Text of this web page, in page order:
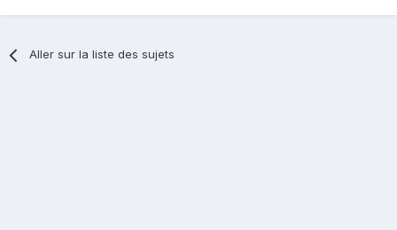
Aller sur la liste des sujets